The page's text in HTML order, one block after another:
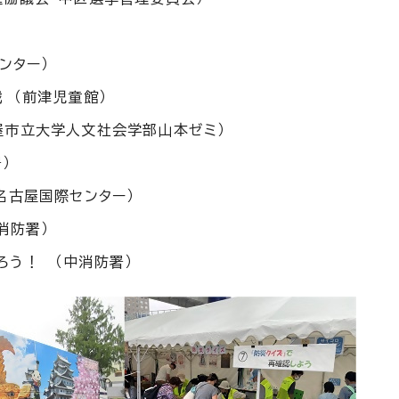
ター）
前津児童館）
立大学人文社会学部山本ゼミ）
屋国際センター）
署）
う！ （中消防署）